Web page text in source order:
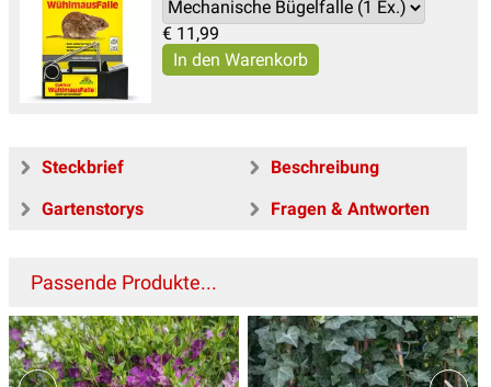
€ 11,99
Steckbrief
Beschreibung
Gartenstorys
Fragen & Antworten
Passende Produkte...